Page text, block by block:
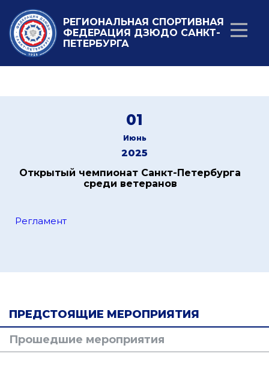
РЕГИОНАЛЬНАЯ СПОРТИВНАЯ
ФЕДЕРАЦИЯ ДЗЮДО САНКТ-
ПЕТЕРБУРГА
01
Июнь
2025
Открытый чемпионат Санкт-Петербурга
среди ветеранов
Регламент
ПРЕДСТОЯЩИЕ МЕРОПРИЯТИЯ
Прошедшие мероприятия